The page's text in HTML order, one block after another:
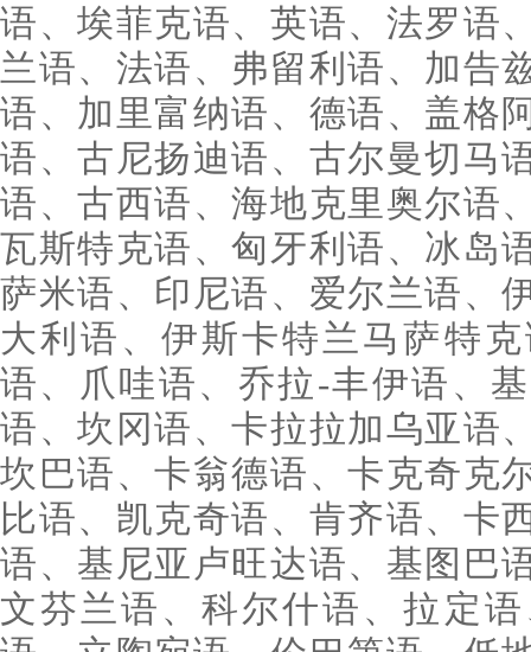
语、埃菲克语、英语、法罗语
兰语、法语、弗留利语、加告
语、加里富纳语、德语、盖格
语、古尼扬迪语、古尔曼切马
语、古西语、海地克里奥尔语
瓦斯特克语、匈牙利语、冰岛
萨米语、印尼语、爱尔兰语、
大利语、伊斯卡特兰马萨特
语、爪哇语、乔拉-丰伊语、
语、坎冈语、卡拉拉加乌亚语
坎巴语、卡翁德语、卡克奇克
比语、凯克奇语、肯齐语、卡
语、基尼亚卢旺达语、基图巴
文芬兰语、科尔什语、拉定